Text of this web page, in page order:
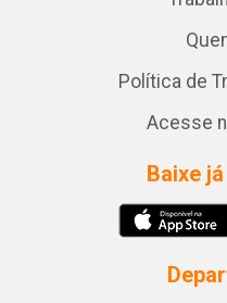
Política de
Acesse
Baixe